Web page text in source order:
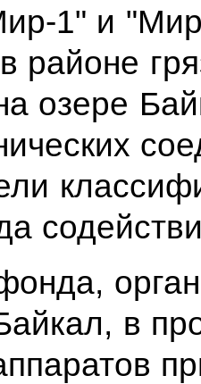
1" и
районе
озере
в